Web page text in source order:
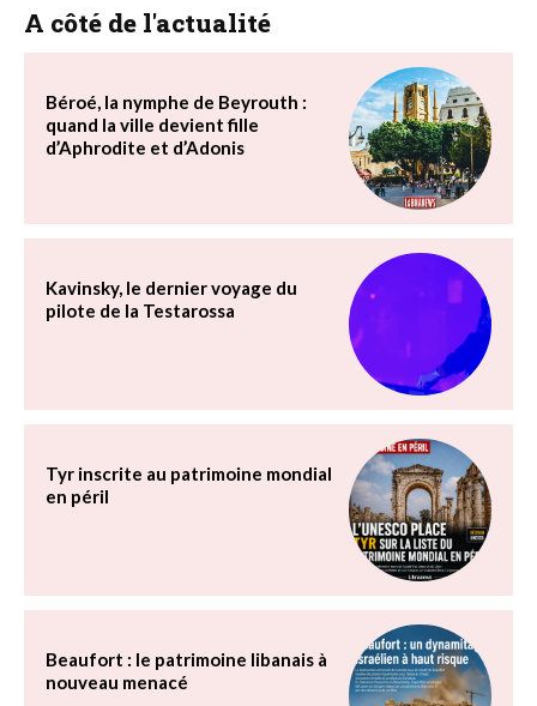
A côté de l'actualité
Béroé, la nymphe de Beyrouth :
quand la ville devient fille
d’Aphrodite et d’Adonis
Kavinsky, le dernier voyage du
pilote de la Testarossa
Tyr inscrite au patrimoine mondial
en péril
Beaufort : le patrimoine libanais à
nouveau menacé